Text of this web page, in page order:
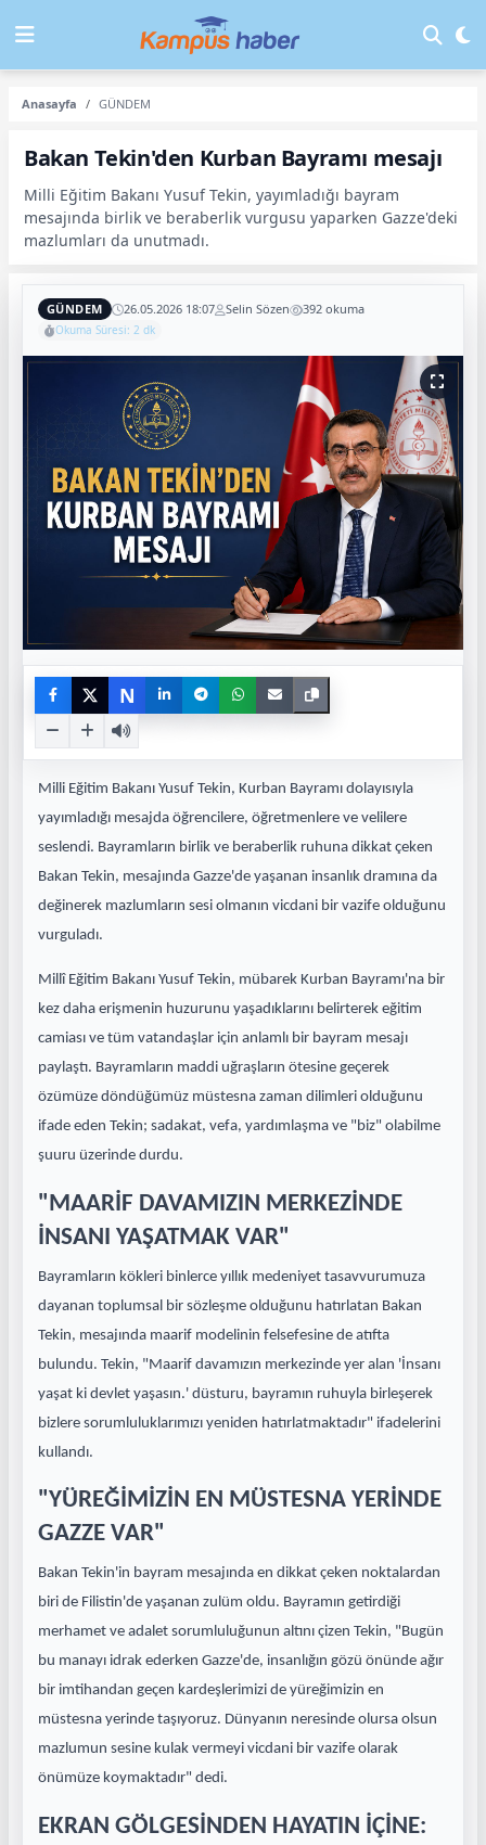
Anasayfa GÜNDEM
Bakan Tekin'den Kurban Bayramı mesajı
Milli Eğitim Bakanı Yusuf Tekin, yayımladığı bayram
mesajında birlik ve beraberlik vurgusu yaparken Gazze'deki
mazlumları da unutmadı.
GÜNDEM 26.05.2026 18:07 Selin Sözen 392 okuma
Okuma Süresi: 2 dk
N
Milli Eğitim Bakanı Yusuf Tekin, Kurban Bayramı dolayısıyla
yayımladığı mesajda öğrencilere, öğretmenlere ve velilere
seslendi. Bayramların birlik ve beraberlik ruhuna dikkat çeken
Bakan Tekin, mesajında Gazze'de yaşanan insanlık dramına da
değinerek mazlumların sesi olmanın vicdani bir vazife olduğunu
vurguladı.
Millî Eğitim Bakanı Yusuf Tekin, mübarek Kurban Bayramı'na bir
kez daha erişmenin huzurunu yaşadıklarını belirterek eğitim
camiası ve tüm vatandaşlar için anlamlı bir bayram mesajı
paylaştı. Bayramların maddi uğraşların ötesine geçerek
özümüze döndüğümüz müstesna zaman dilimleri olduğunu
ifade eden Tekin; sadakat, vefa, yardımlaşma ve "biz" olabilme
şuuru üzerinde durdu.
"MAARİF DAVAMIZIN MERKEZİNDE
İNSANI YAŞATMAK VAR"
Bayramların kökleri binlerce yıllık medeniyet tasavvurumuza
dayanan toplumsal bir sözleşme olduğunu hatırlatan Bakan
Tekin, mesajında maarif modelinin felsefesine de atıfta
bulundu. Tekin, "Maarif davamızın merkezinde yer alan 'İnsanı
yaşat ki devlet yaşasın.' düsturu, bayramın ruhuyla birleşerek
bizlere sorumluluklarımızı yeniden hatırlatmaktadır" ifadelerini
kullandı.
"YÜREĞİMİZİN EN MÜSTESNA YERİNDE
GAZZE VAR"
Bakan Tekin'in bayram mesajında en dikkat çeken noktalardan
biri de Filistin'de yaşanan zulüm oldu. Bayramın getirdiği
merhamet ve adalet sorumluluğunun altını çizen Tekin, "Bugün
bu manayı idrak ederken Gazze'de, insanlığın gözü önünde ağır
bir imtihandan geçen kardeşlerimizi de yüreğimizin en
müstesna yerinde taşıyoruz. Dünyanın neresinde olursa olsun
mazlumun sesine kulak vermeyi vicdani bir vazife olarak
önümüze koymaktadır" dedi.
EKRAN GÖLGESİNDEN HAYATIN İÇİNE: